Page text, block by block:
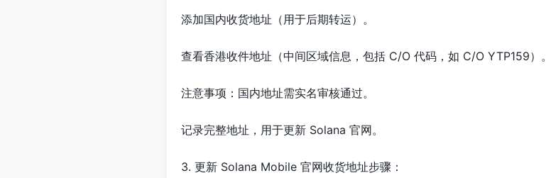
添加国内收货地址（用于后期转运）。
查看香港收件地址（中间区域信息，包括 C/O 代码，如 C/O YTP159）。
注意事项：国内地址需实名审核通过。
记录完整地址，用于更新 Solana 官网。
3. 更新 Solana Mobile 官网收货地址步骤：